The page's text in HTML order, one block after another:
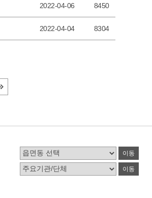
2022-04-06 8450
2022-04-04 8304